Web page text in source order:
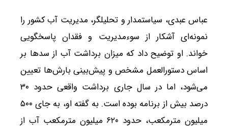
عباس عبدی، سیاستمدار و تحلیلگر، مدیریت آب کشور را
نمونه‌ای آشکار از سوءمدیریت و فقدان پاسخگویی
خواند. او توضیح داد که میزان برداشت آب از سدها بر
اساس دستورالعمل مشخص و پیش‌بینی بارش‌ها تعیین
می‌شود، اما در سال جاری برداشت واقعی حدود ۳۰
درصد بیش از برنامه بوده است. به گفته او، به جای ۵۰۰
میلیون مترمکعب، حدود ۶۲۰ میلیون مترمکعب آب از